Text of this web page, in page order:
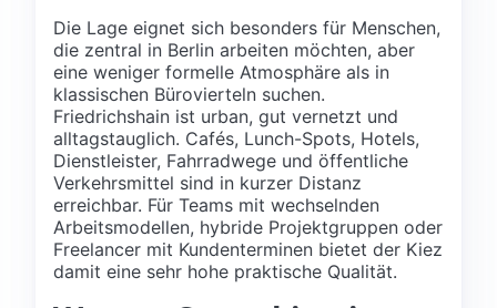
Die Lage eignet sich besonders für Menschen,
die zentral in Berlin arbeiten möchten, aber
eine weniger formelle Atmosphäre als in
klassischen Bürovierteln suchen.
Friedrichshain ist urban, gut vernetzt und
alltagstauglich. Cafés, Lunch-Spots, Hotels,
Dienstleister, Fahrradwege und öffentliche
Verkehrsmittel sind in kurzer Distanz
erreichbar. Für Teams mit wechselnden
Arbeitsmodellen, hybride Projektgruppen oder
Freelancer mit Kundenterminen bietet der Kiez
damit eine sehr hohe praktische Qualität.